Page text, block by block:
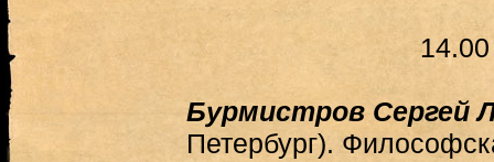
Бурмистров Сергей
Петербург).